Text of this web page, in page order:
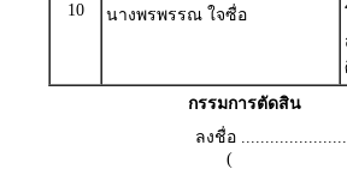
10
นางพรพรรณ ใจซื่อ
กรรมการตัดสิน
ลงชื่อ
(